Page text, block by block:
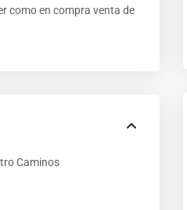
como en compra venta de
Caminos